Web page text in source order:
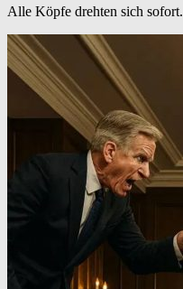
Alle Köpfe drehten sich sofort.